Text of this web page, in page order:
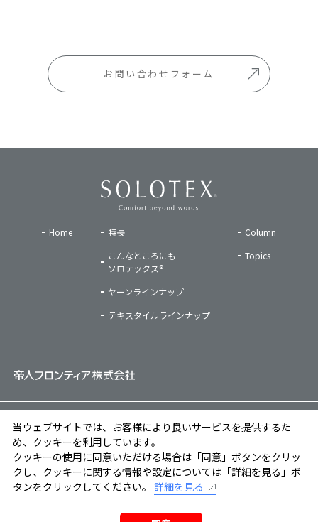
お問い合わせフォーム
お問い合わせフォーム
Home
特長
こんなところにも
ソロテックス®
ヤーンラインナップ
テキスタイルラインナップ
Column
Topics
ご利用条件 プライバシーポリシー ソーシャルメディアポリシー
クッキーポリシー
Copyright © TEIJIN FRONTIER CO., LTD. All Rights Reserved.
当ウェブサイトでは、お客様により良いサービスを提供するた
め、クッキーを利用しています。
クッキーの使用に同意いただける場合は「同意」ボタンをクリッ
クし、クッキーに関する情報や設定については「詳細を見る」ボ
タンをクリックしてください。 詳細を見る